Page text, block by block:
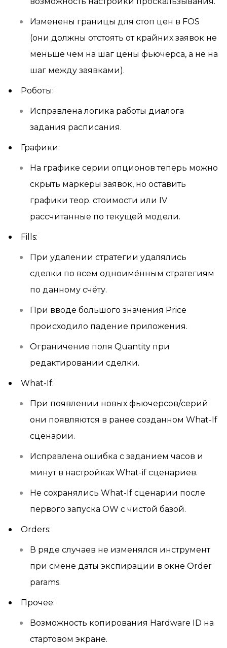
Изменены границы для стоп цен в FOS
(они должны отстоять от крайних заявок не
меньше чем на шаг цены фьючерса, а не на
шаг между заявками).
Роботы:
Исправлена логика работы диалога
задания расписания.
Графики:
На графике серии опционов теперь можно
скрыть маркеры заявок, но оставить
графики теор. стоимости или IV
рассчитанные по текущей модели.
Fills:
При удалении стратегии удалялись
сделки по всем одноимённым стратегиям
по данному счёту.
При вводе большого значения Price
происходило падение приложения.
Ограничение поля Quantity при
редактировании сделки.
What-If:
При появлении новых фьючерсов/серий
они появляются в ранее созданном What-If
сценарии.
Исправлена ошибка с заданием часов и
минут в настройках What-if сценариев.
Не сохранялись What-If сценарии после
первого запуска OW с чистой базой.
Orders:
В ряде случаев не изменялся инструмент
при смене даты экспирации в окне Order
params.
Прочее:
Возможность копирования Hardware ID на
стартовом экране.